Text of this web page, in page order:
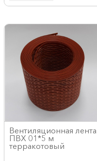
Вентиляционная лента
ПВХ 01*5 м
терракотовый